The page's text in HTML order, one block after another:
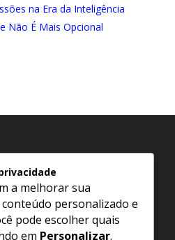
na Era da Inteligência
Não É Mais Opcional
a melhorar sua
personalizado e
pode escolher quais
em Personalizar.